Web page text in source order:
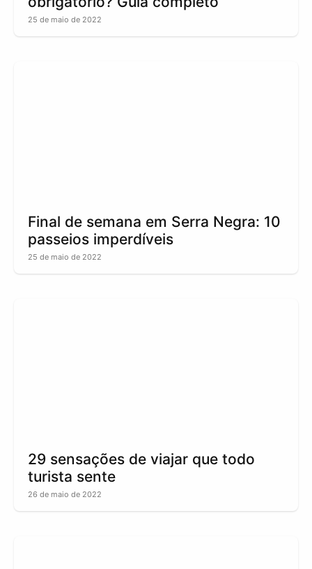
25 de maio de 2022
Final de semana em Serra Negra: 10
passeios imperdíveis
25 de maio de 2022
29 sensações de viajar que todo
turista sente
26 de maio de 2022